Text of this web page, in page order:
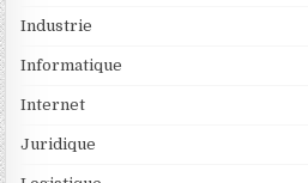
Industrie
Informatique
Internet
Juridique